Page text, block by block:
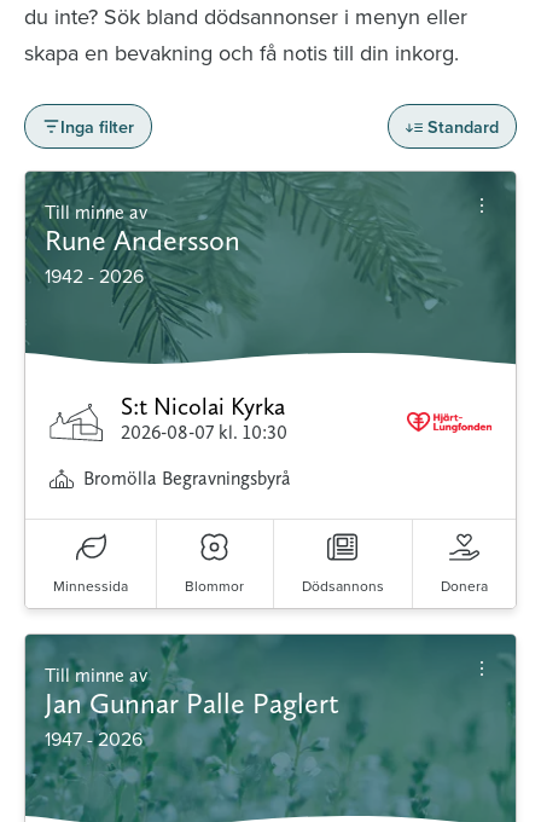
du inte? Sök bland dödsannonser i menyn eller
skapa en bevakning och få notis till din inkorg.
Inga filter Standard
Till minne av
Rune Andersson
1942 - 2026
S:t Nicolai Kyrka
2026-08-07 kl. 10:30
Bromölla Begravningsbyrå
Minnessida Blommor Dödsannons Donera
Till minne av
Jan Gunnar Palle Paglert
1947 - 2026